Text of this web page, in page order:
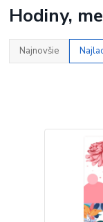
Hodiny,
Najnovšie